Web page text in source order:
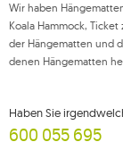
genannten Rechte
Brief an die
Interactive.
Weitere
Wir haben
Koala Hammock,
der Hängematten und
denen Hängematten
Haben Sie
600 055 695